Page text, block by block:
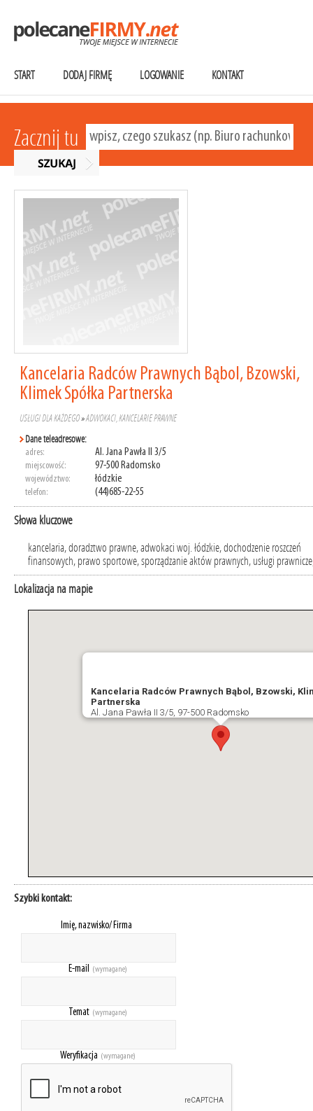
START DODAJ FIRMĘ LOGOWANIE KONTAKT
Zacznij tu
Kancelaria Radców Prawnych Bąbol, Bzowski,
Klimek Spółka Partnerska
USŁUGI DLA KAŻDEGO»ADWOKACI, KANCELARIE PRAWNE
Dane teleadresowe:
adres: Al. Jana Pawła II 3/5
miejscowość: 97-500 Radomsko
województwo: łódzkie
telefon: (44)685-22-55
Słowa kluczowe
kancelaria, doradztwo prawne, adwokaci woj. łódzkie, dochodzenie roszczeń
finansowych, prawo sportowe, sporządzanie aktów prawnych, usługi
Lokalizacja na mapie
Kancelaria Radców Prawnych Bąbol, Bzowski,
Partnerska
Al. Jana Pawła II 3/5, 97-500 Radomsko
Szybki kontakt:
Imię, nazwisko/ Firma
E-mail (wymagane)
Temat (wymagane)
Weryfikacja (wymagane)